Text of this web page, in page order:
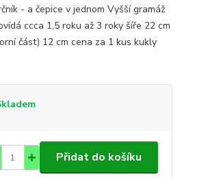
- a čepice v jednom Vyšší gramáž
ccca 1,5 roku až 3 roky šíře 22 cm
část) 12 cm cena za 1 kus kukly
Přidat do košíku